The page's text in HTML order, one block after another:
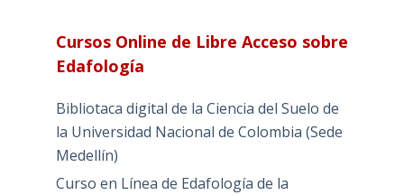
Cursos Online de Libre Acceso sobre
Edafología
Bibliotaca digital de la Ciencia del Suelo de
la Universidad Nacional de Colombia (Sede
Medellín)
Curso en Línea de Edafología de la